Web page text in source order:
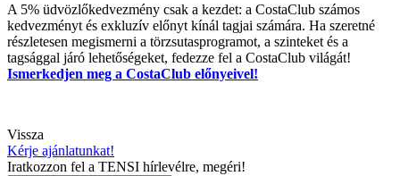
A 5% üdvözlőkedvezmény csak a kezdet: a CostaClub számos
kedvezményt és exkluzív előnyt kínál tagjai számára. Ha szeretné
részletesen megismerni a törzsutasprogramot, a szinteket és a
tagsággal járó lehetőségeket, fedezze fel a CostaClub világát!
Ismerkedjen meg a CostaClub előnyeivel!
Vissza
Kérje ajánlatunkat!
Iratkozzon fel a TENSI hírlevélre, megéri!